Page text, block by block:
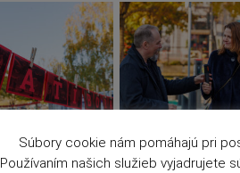
Súbory cookie nám pomáhajú pri
Používaním našich služieb vyjadrujete